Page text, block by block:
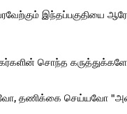
இந்தப்பகுதியை
சொந்த
தணிக்கை செய்யவோ